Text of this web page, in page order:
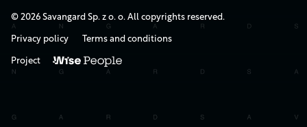
© 2026 Savangard Sp. z o. o. All copyrights reserved.
Privacy policy Terms and conditions
Project